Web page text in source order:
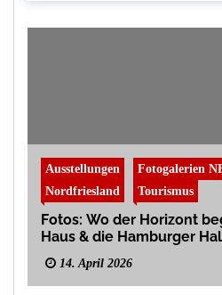
Ausstellungen Fotogalerien
Nordfriesland
Tourismus
Fotos: Wo der Horizont
Haus & die Hamburger
14. April 2026